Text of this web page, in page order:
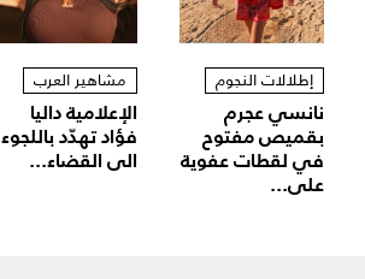
إطلالات النجوم
نانسي عجرم
بقميص مفتوح
في لقطات عفوية
على...
مشاهير العرب
الإعلامية داليا
فؤاد تهدّد باللجوء
الى القضاء...